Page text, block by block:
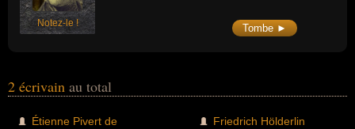
Notez-le ! Tombe ►
2 écrivain au total
Étienne Pivert de Friedrich Hölderlin